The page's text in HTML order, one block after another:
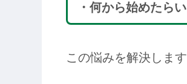
・何から始めたら
この悩みを解決します